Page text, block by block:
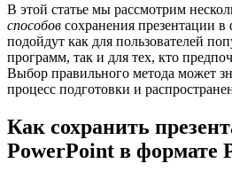
В этой статье мы рассмотрим
способов сохранения презентации
подойдут как для пользователей
программ, так и для тех, кто
Выбор правильного метода может
процесс подготовки и
Как сохранить
PowerPoint в формате